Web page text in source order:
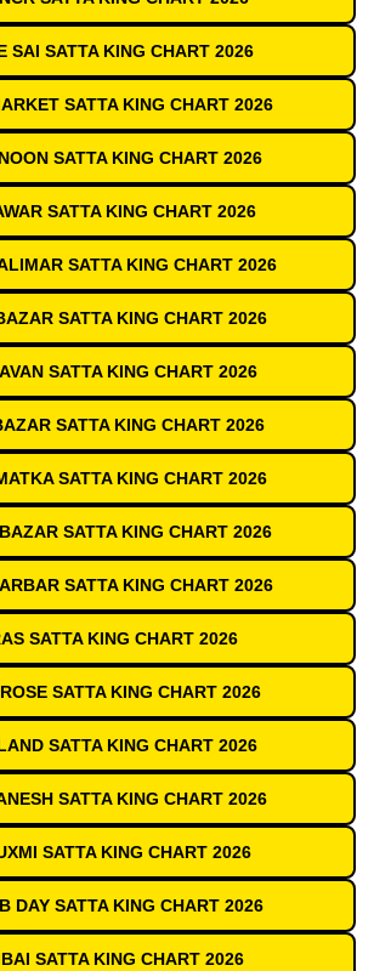
SAI SATTA KING CHART 2026
SATTA KING CHART 2026
SATTA KING CHART 2026
SATTA KING CHART 2026
SATTA KING CHART 2026
SATTA KING CHART 2026
SATTA KING CHART 2026
SATTA KING CHART 2026
SATTA KING CHART 2026
SATTA KING CHART 2026
SATTA KING CHART 2026
SATTA KING CHART 2026
SATTA KING CHART 2026
SATTA KING CHART 2026
SATTA KING CHART 2026
SATTA KING CHART 2026
DAY SATTA KING CHART 2026
SATTA KING CHART 2026